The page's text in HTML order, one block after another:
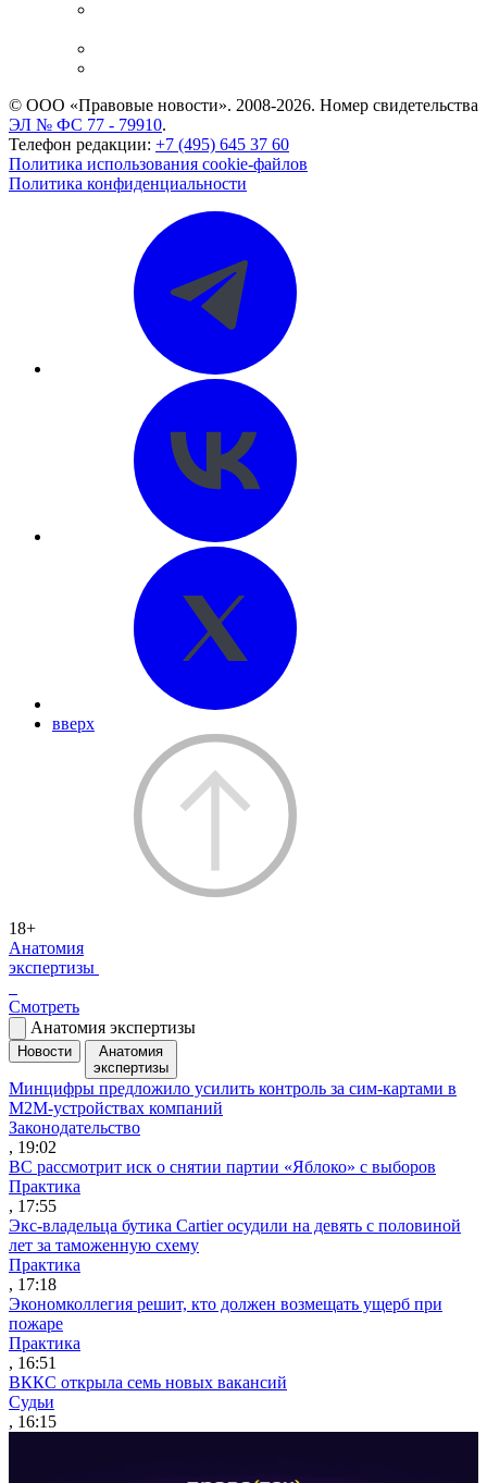
© ООО «Правовые новости». 2008-2026. Номер свидетельства
ЭЛ № ФС 77 - 79910.
Телефон редакции: +7 (495) 645 37 60
Политика использования cookie-файлов
Политика конфиденциальности
вверх
18+
Анатомия
экспертизы
Смотреть
Анатомия экспертизы
Новости
Анатомия
экспертизы
Минцифры предложило усилить контроль за сим-картами в
M2M-устройствах компаний
Законодательство
, 19:02
ВС рассмотрит иск о снятии партии «Яблоко» с выборов
Практика
, 17:55
Экс-владельца бутика Cartier осудили на девять с половиной
лет за таможенную схему
Практика
, 17:18
Экономколлегия решит, кто должен возмещать ущерб при
пожаре
Практика
, 16:51
ВККС открыла семь новых вакансий
Судьи
, 16:15